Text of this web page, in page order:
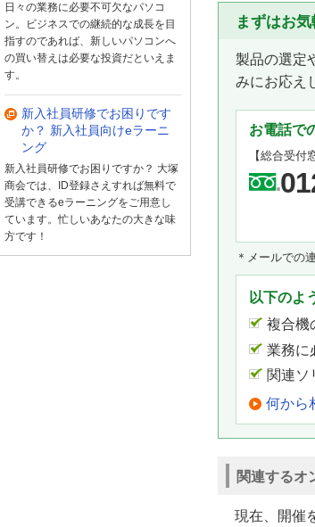
まずはお気
製品の選定
みにお応え
お電話で
【総合受付
＊メールでの
以下のよ
複合機
業務に
関連ソ
何から
関連するオ
現在、開催
日々の業務に必要不可欠なパソコ
ン。ビジネスでの継続的な成長を目
指すのであれば、新しいパソコンへ
の買い替えは必要な投資だといえま
す。
新入社員研修でお困りです
か？ 新入社員向けeラーニ
ング
新入社員研修でお困りですか？ 大塚
商会では、ID登録さえすれば無料で
受講できるeラーニングをご用意し
ています。忙しいあなたの大きな味
方です！